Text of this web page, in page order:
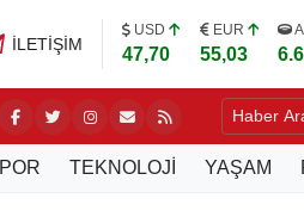
İLETIŞIM
USD
47,70
EUR
55,03
BATMANLI GÜREŞÇİ U20
TEKNOLOJİ YAŞAM